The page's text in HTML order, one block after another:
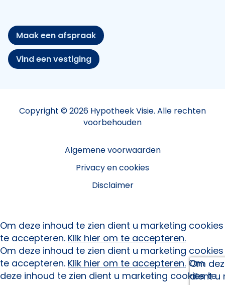
Maak een afspraak
Vind een vestiging
Copyright © 2026 Hypotheek Visie. Alle rechten
voorbehouden
Algemene voorwaarden
Privacy en cookies
Disclaimer
Om
dient u
Om deze inhoud te zien dient u marketing cookies
te accepteren. Klik hier om te accepteren.
Om deze inhoud te zien dient u marketing cookies
te accepteren. Klik hier om te accepteren. Om
deze inhoud te zien dient u marketing cookies te